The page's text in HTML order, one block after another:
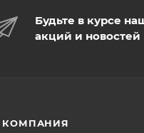
Будьте в курсе
акций и новостей
КОМПАНИЯ